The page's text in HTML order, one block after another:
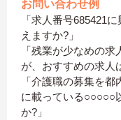
お問い合わせ例
「求人番号685421
えますか?」
「残業が少なめの
が、おすすめの求人
「介護職の募集を
に載っている○○○○○
か?」